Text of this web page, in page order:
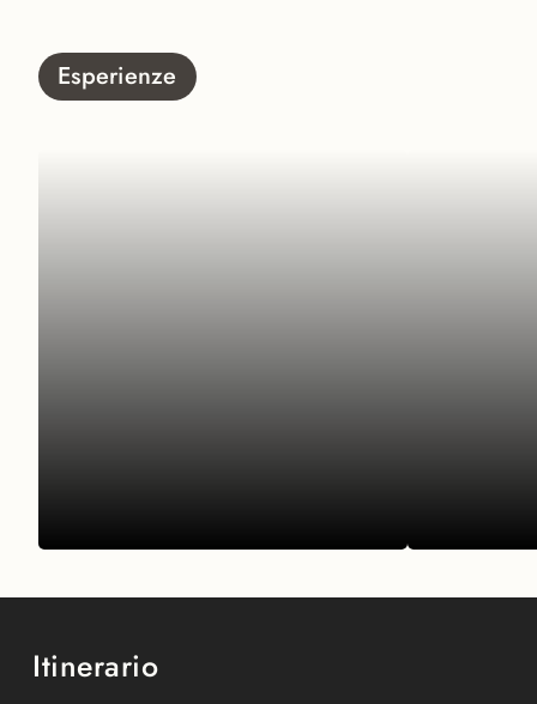
Esperienze
Itinerario